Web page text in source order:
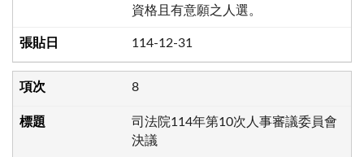
資格且有意願之人選。
114-12-31
8
司法院114年第10次人事審議委員會
決議